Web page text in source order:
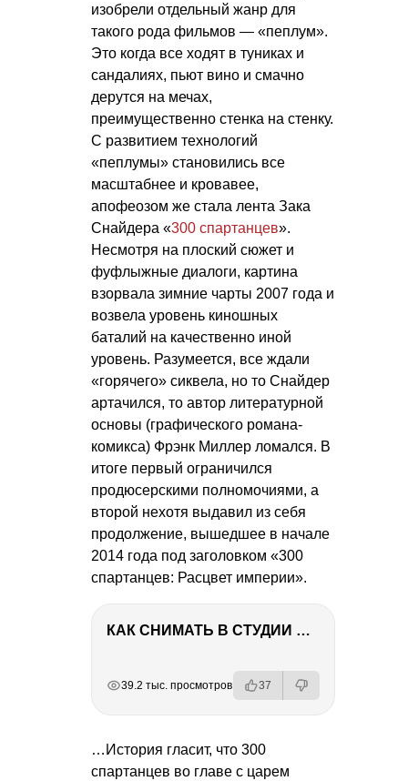
изобрели отдельный жанр для
такого рода фильмов — «пеплум».
Это когда все ходят в туниках и
сандалиях, пьют вино и смачно
дерутся на мечах,
преимущественно стенка на стенку.
С развитием технологий
«пеплумы» становились все
масштабнее и кровавее,
апофеозом же стала лента Зака
Снайдера «300 спартанцев».
Несмотря на плоский сюжет и
фуфлыжные диалоги, картина
взорвала зимние чарты 2007 года и
возвела уровень киношных
баталий на качественно иной
уровень. Разумеется, все ждали
«горячего» сиквела, но то Снайдер
артачился, то автор литературной
основы (графического романа-
комикса) Фрэнк Миллер ломался. В
итоге первый ограничился
продюсерскими полномочиями, а
второй нехотя выдавил из себя
продолжение, вышедшее в начале
2014 года под заголовком «300
спартанцев: Расцвет империи».
КАК СНИМАТЬ В СТУДИИ СО ВСПЫШКАМИ
39.2 тыс. просмотров 37
…История гласит, что 300
спартанцев во главе с царем